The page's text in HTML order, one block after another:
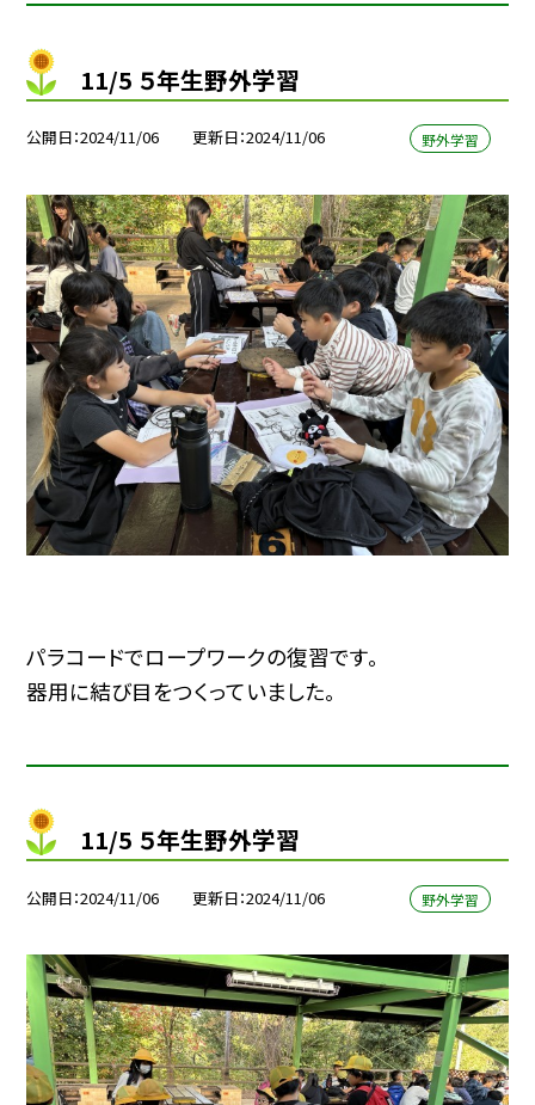
11/5 ５年生野外学習
公開日 2024/11/06 更新日 2024/11/06 野外学習
パラコードでロープワークの復習です。
器用に結び目をつくっていました。
11/5 ５年生野外学習
公開日 2024/11/06 更新日 2024/11/06 野外学習